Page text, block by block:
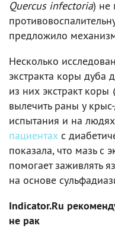
Quercus infectoria) не
предложило
Несколько
экстракта коры дуба
из них экстракт коры
вылечить раны у
испытания и на
пациентах с
показала, что мазь с
помогает заживлять
на основе
Indicator.Ru
не рак